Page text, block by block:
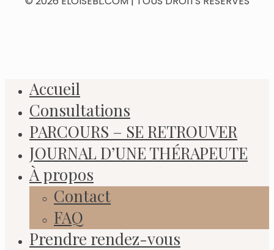
Accueil
Consultations
PARCOURS – SE RETROUVER
JOURNAL D’UNE THÉRAPEUTE
À propos
Contact
FAQ
Prendre rendez-vous